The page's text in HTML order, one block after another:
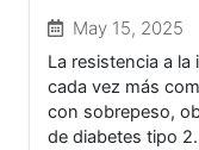
May 15, 2025
La resistencia a
cada vez más
con sobrepeso,
de diabetes tipo